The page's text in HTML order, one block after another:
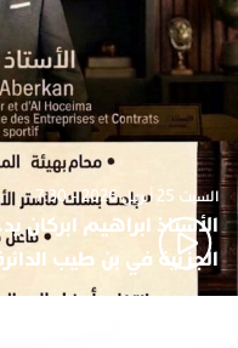
السبت 25 أبريل 2026 - 7:30
الأستاذ ابراهيم ابركان
الجزئية في بن طيب الدائرة